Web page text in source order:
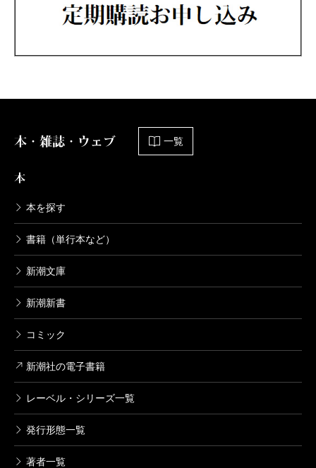
本・雑誌・ウェブ 一覧
本
本を探す
書籍（単行本など）
新潮文庫
新潮新書
コミック
新潮社の電子書籍
レーベル・シリーズ一覧
発行形態一覧
著者一覧